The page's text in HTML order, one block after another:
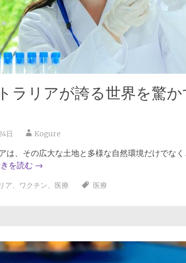
ラリアが誇る世界を驚
日 Kogure
は、その広大な土地と多様な自然環境だけでな
を読む →
ア、 ワクチン、 医療 医療